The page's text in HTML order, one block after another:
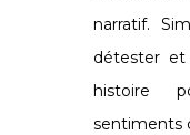
narratif.
détester
histoire
sentiments